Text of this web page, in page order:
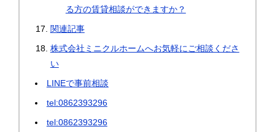
る方の賃貸相談ができますか？
関連記事
株式会社ミニクルホームへお気軽にご相談くださ
い
LINEで事前相談
tel:0862393296
tel:0862393296